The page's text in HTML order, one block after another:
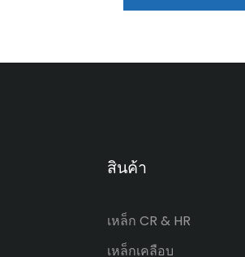
สินค้า
เหล็ก CR & HR
เหล็กเคลือบ